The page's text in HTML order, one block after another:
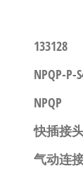
133128
NPQP-P-
NPQP
快插接
气动连